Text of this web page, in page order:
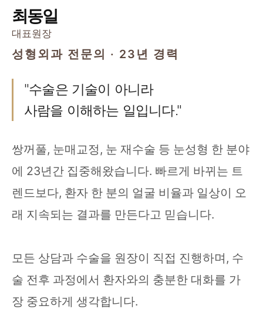
최동일
대표원장
성형외과 전문의 · 23년 경력
"수술은 기술이 아니라
사람을 이해하는 일입니다."
쌍꺼풀, 눈매교정, 눈 재수술 등 눈성형 한 분야
에 23년간 집중해왔습니다. 빠르게 바뀌는 트
렌드보다, 환자 한 분의 얼굴 비율과 일상이 오
래 지속되는 결과를 만든다고 믿습니다.
모든 상담과 수술을 원장이 직접 진행하며, 수
술 전후 과정에서 환자와의 충분한 대화를 가
장 중요하게 생각합니다.